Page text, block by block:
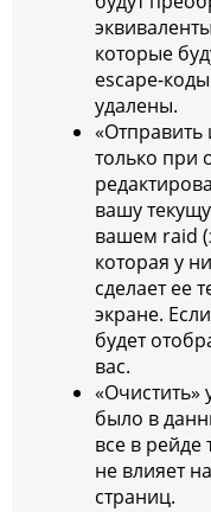
которые
escape-
удалены.
«Отправить
только при
вашу
вашем raid
которая у
сделает ее
экране.
будет
вас.
«Очистить»
было в
все в рейде
не влияет
страниц.